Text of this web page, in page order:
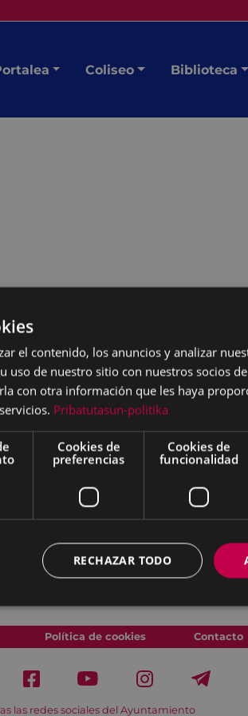
Coliseo Biblioteca
Dantza
Política de cookies Contacto
las redes sociales del Ayuntamiento
el contenido, los anuncios y analizar
uso de nuestro sitio con nuestros socios
con otra información que les haya
Pribatutasun-politika
Cookies de
preferencias
Cookies de
funcionalidad
RECHAZAR TODO